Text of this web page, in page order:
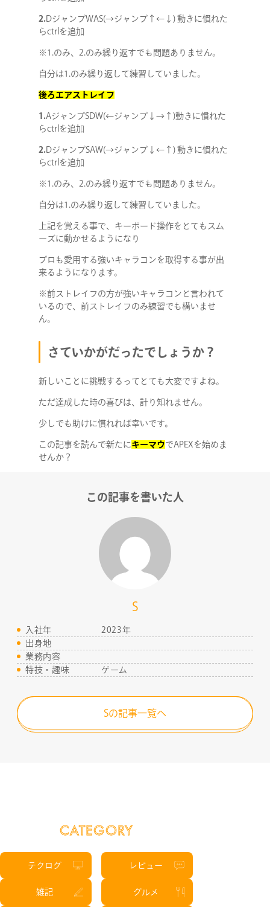
COMPANY
SERVICE
STAFF BLOG
NEWS
CONTACT
RECRUIT
2. DジャンプWAS(→ジャンプ↑←↓) 動きに慣れた
らctrlを追加
※1.のみ、2.のみ繰り返すでも問題ありません。
自分は1.のみ繰り返して練習していました。
後ろエアストレイフ
1.AジャンプSDW(←ジャンプ↓→↑)動きに慣れた
らctrlを追加
2. DジャンプSAW(→ジャンプ↓←↑) 動きに慣れた
らctrlを追加
※1.のみ、2.のみ繰り返すでも問題ありません。
自分は1.のみ繰り返して練習していました。
上記を覚える事で、キーボード操作をとてもスム
ーズに動かせるようになり
プロも愛用する強いキャラコンを取得する事が出
来るようになります。
※前ストレイフの方が強いキャラコンと言われて
いるので、前ストレイフのみ練習でも構いませ
ん。
さていかがだったでしょうか？
新しいことに挑戦するってとても大変ですよね。
ただ達成した時の喜びは、計り知れません。
少しでも助けに慣れれば幸いです。
この記事を読んで新たにキーマウでAPEXを始めま
せんか？
CATEGORY
テクログ レビュー
雑記 グルメ
この記事を書いた人
S
入社年
2023年
出身地
業務内容
特技・趣味
ゲーム
Sの記事一覧へ